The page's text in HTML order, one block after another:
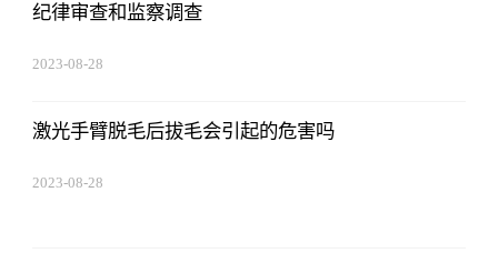
纪律审查和监察调查
2023-08-28
激光手臂脱毛后拔毛会引起的危害吗
2023-08-28